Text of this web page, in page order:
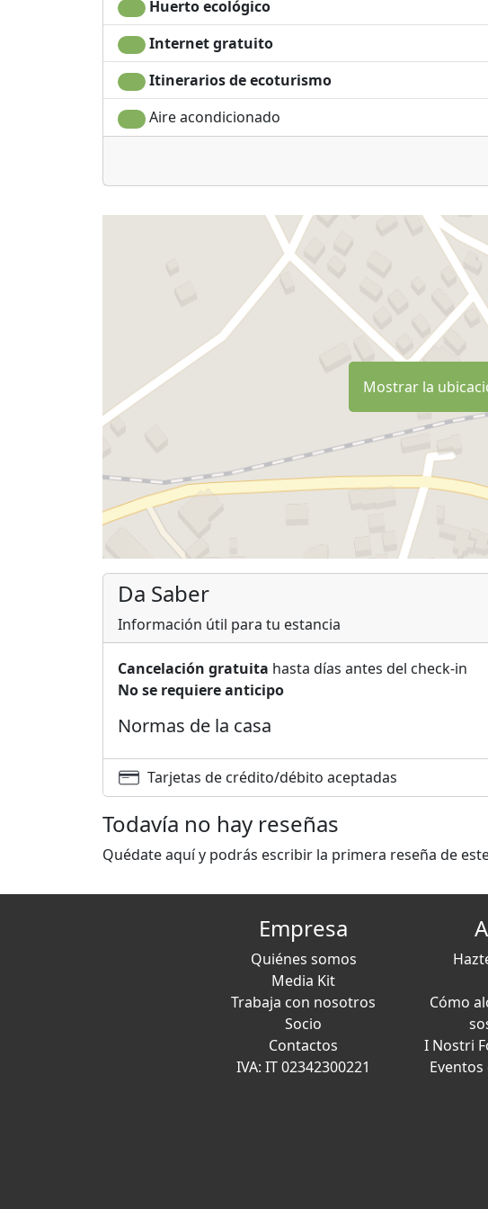
Huerto ecológico
Internet gratuito
Itinerarios de ecoturismo
Aire acondicionado
Mostrar la
Da Saber
Información útil para tu estancia
Cancelación gratuita hasta días antes del check-in
No se requiere anticipo
Normas de la casa
Tarjetas de crédito/débito aceptadas
Todavía no hay reseñas
Quédate aquí y podrás escribir la primera reseña de
Empresa
Quiénes somos
Media Kit
Trabaja con nosotros
Socio
Contactos
IVA: IT 02342300221
Cómo
I Nostri